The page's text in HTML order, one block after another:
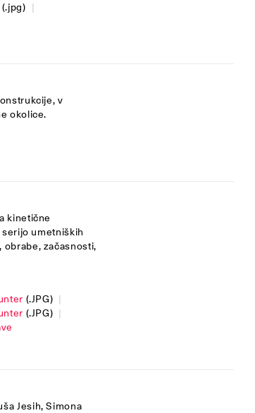
(.jpg) |
v
okolice.
kinetične
umetniških
začasnosti,
(.JPG) |
(.JPG) |
Jesih, Simona